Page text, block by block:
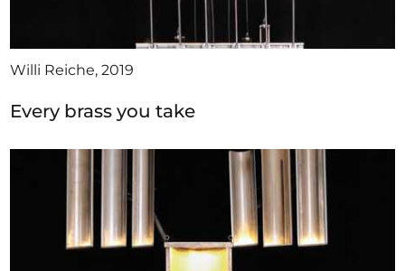
Willi Reiche, 2019
Every brass you take